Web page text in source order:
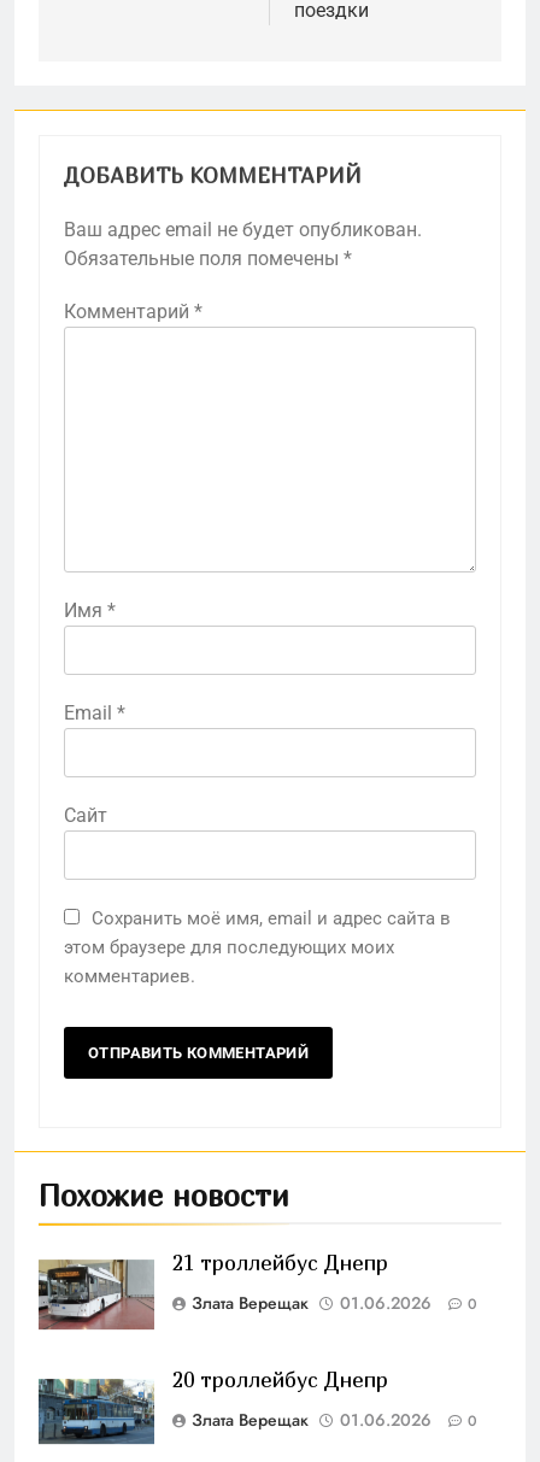
поездки
ДОБАВИТЬ КОММЕНТАРИЙ
Ваш адрес email не будет опубликован.
Обязательные поля помечены *
Комментарий *
Имя *
Email *
Сайт
Сохранить моё имя, email и адрес сайта в
этом браузере для последующих моих
комментариев.
Похожие новости
21 троллейбус Днепр
Злата Верещак 01.06.2026 0
20 троллейбус Днепр
Злата Верещак 01.06.2026 0